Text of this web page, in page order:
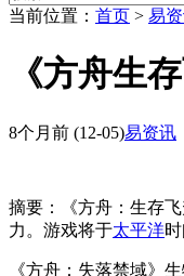
当前位置： 首页 > 易
《方舟生
8个月前 (12-05)易资讯
摘要：《方舟：生存
力。游戏将于太平洋
《方舟：失落禁域》